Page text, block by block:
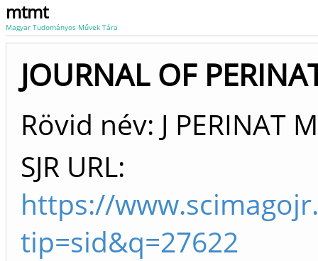
mtmt
Magyar Tudományos Művek Tára
JOURNAL OF
Rövid név: J PERINAT
SJR URL:
https://
tip=sid&q=27622